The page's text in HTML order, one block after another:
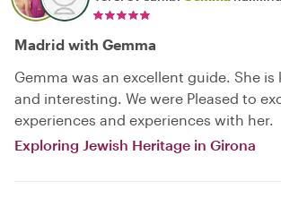
Madrid with Gemma
Gemma was an excellent guide. She
and interesting. We were Pleased to
experiences and experiences with her.
Exploring Jewish Heritage in Girona